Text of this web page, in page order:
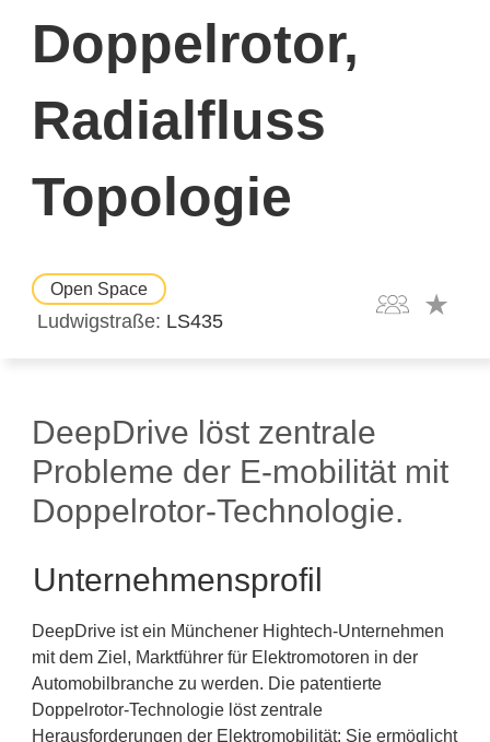
Doppelrotor,
Radialfluss
Topologie
Open Space
Ludwigstraße LS435
DeepDrive löst zentrale
Probleme der E-mobilität mit
Doppelrotor-Technologie.
Unternehmensprofil
DeepDrive ist ein Münchener Hightech-Unternehmen
mit dem Ziel, Marktführer für Elektromotoren in der
Automobilbranche zu werden. Die patentierte
Doppelrotor-Technologie löst zentrale
Herausforderungen der Elektromobilität: Sie ermöglicht